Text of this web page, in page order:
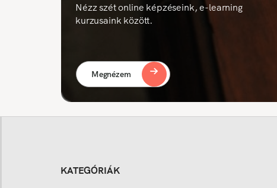
Nézz szét online képzéseink, e-learning
kurzusaink között.
Megnézem
KATEGÓRIÁK